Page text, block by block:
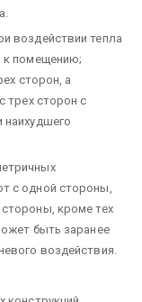
воздействии тепла
к помещению;
сторон, а
трех сторон с
наихудшего
с одной стороны,
кроме тех
быть заранее
воздействия.